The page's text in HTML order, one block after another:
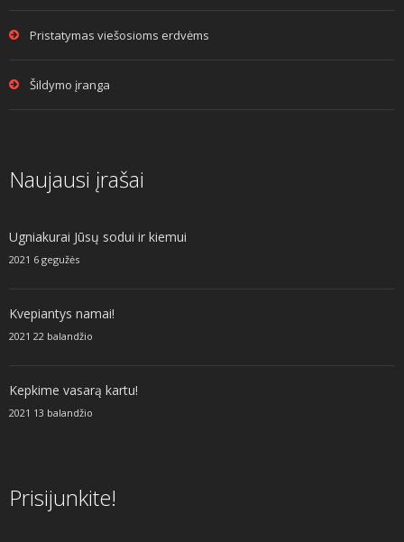
Pristatymas viešosioms erdvėms
Šildymo įranga
Naujausi įrašai
Ugniakurai Jūsų sodui ir kiemui
2021 6 gegužės
Kvepiantys namai!
2021 22 balandžio
Kepkime vasarą kartu!
2021 13 balandžio
Prisijunkite!